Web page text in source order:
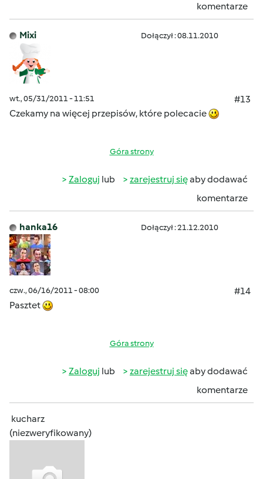
komentarze
Mixi Dołączył : 08.11.2010
wt., 05/31/2011 - 11:51
#13
Czekamy na więcej przepisów, które polecacie
Góra strony
Zaloguj lub zarejestruj sięaby dodawać
komentarze
hanka16 Dołączył : 21.12.2010
czw., 06/16/2011 - 08:00
#14
Pasztet
Góra strony
Zaloguj lub zarejestruj sięaby dodawać
komentarze
kucharz
(niezweryfikowany)